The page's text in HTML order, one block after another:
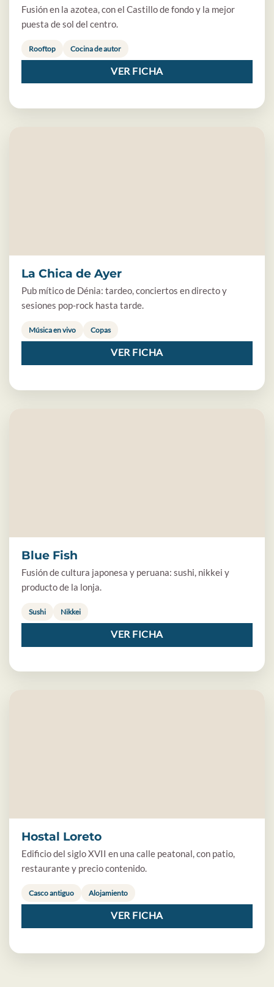
Fusión en la azotea, con el Castillo de fondo y la mejor
puesta de sol del centro.
Rooftop Cocina de autor
VER FICHA
La Chica de Ayer
Pub mítico de Dénia: tardeo, conciertos en directo y
sesiones pop-rock hasta tarde.
Música en vivo Copas
VER FICHA
Blue Fish
Fusión de cultura japonesa y peruana: sushi, nikkei y
producto de la lonja.
Sushi Nikkei
VER FICHA
Hostal Loreto
Edificio del siglo XVII en una calle peatonal, con patio,
restaurante y precio contenido.
Casco antiguo Alojamiento
VER FICHA